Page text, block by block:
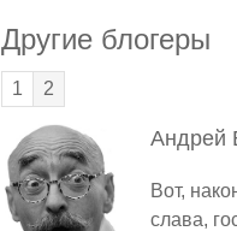
Другие блогеры
1 2
Андрей
Вот,
слава,